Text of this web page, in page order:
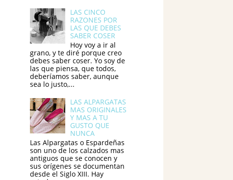
LAS CINCO
RAZONES POR
LAS QUE DEBES
SABER COSER
Hoy voy a ir al
grano, y te diré porque creo
debes saber coser. Yo soy de
las que piensa, que todos,
deberíamos saber, aunque
sea lo justo,...
LAS ALPARGATAS
MAS ORIGINALES
Y MAS A TU
GUSTO QUE
NUNCA
Las Alpargatas o Espardeñas
son uno de los calzados mas
antiguos que se conocen y
sus orígenes se documentan
desde el Siglo XIII. Hay